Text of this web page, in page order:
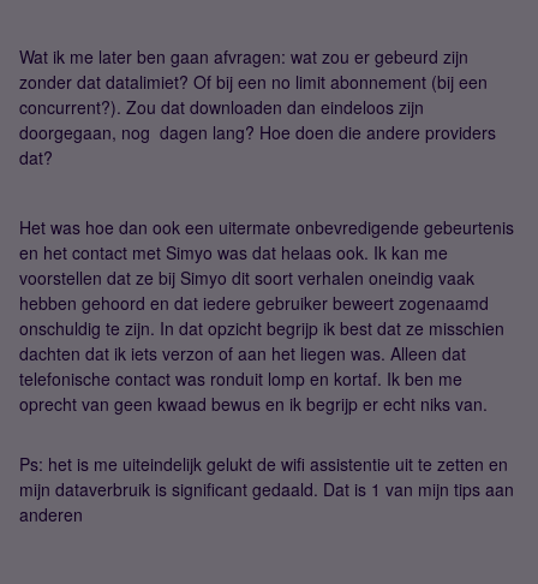
Wat ik me later ben gaan afvragen: wat zou er gebeurd zijn
zonder dat datalimiet? Of bij een no limit abonnement (bij een
concurrent?). Zou dat downloaden dan eindeloos zijn
doorgegaan, nog dagen lang? Hoe doen die andere providers
dat?
Het was hoe dan ook een uitermate onbevredigende gebeurtenis
en het contact met Simyo was dat helaas ook. Ik kan me
voorstellen dat ze bij Simyo dit soort verhalen oneindig vaak
hebben gehoord en dat iedere gebruiker beweert zogenaamd
onschuldig te zijn. In dat opzicht begrijp ik best dat ze misschien
dachten dat ik iets verzon of aan het liegen was. Alleen dat
telefonische contact was ronduit lomp en kortaf. Ik ben me
oprecht van geen kwaad bewus en ik begrijp er echt niks van.
Ps: het is me uiteindelijk gelukt de wifi assistentie uit te zetten en
mijn dataverbruik is significant gedaald. Dat is 1 van mijn tips aan
anderen